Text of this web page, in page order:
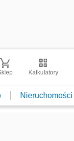
Kalkulatory
Nieruchomości